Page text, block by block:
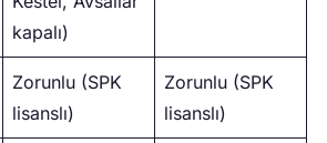
kapalı)
Zorunlu (SPK
lisanslı)
Zorunlu (SPK
lisanslı)